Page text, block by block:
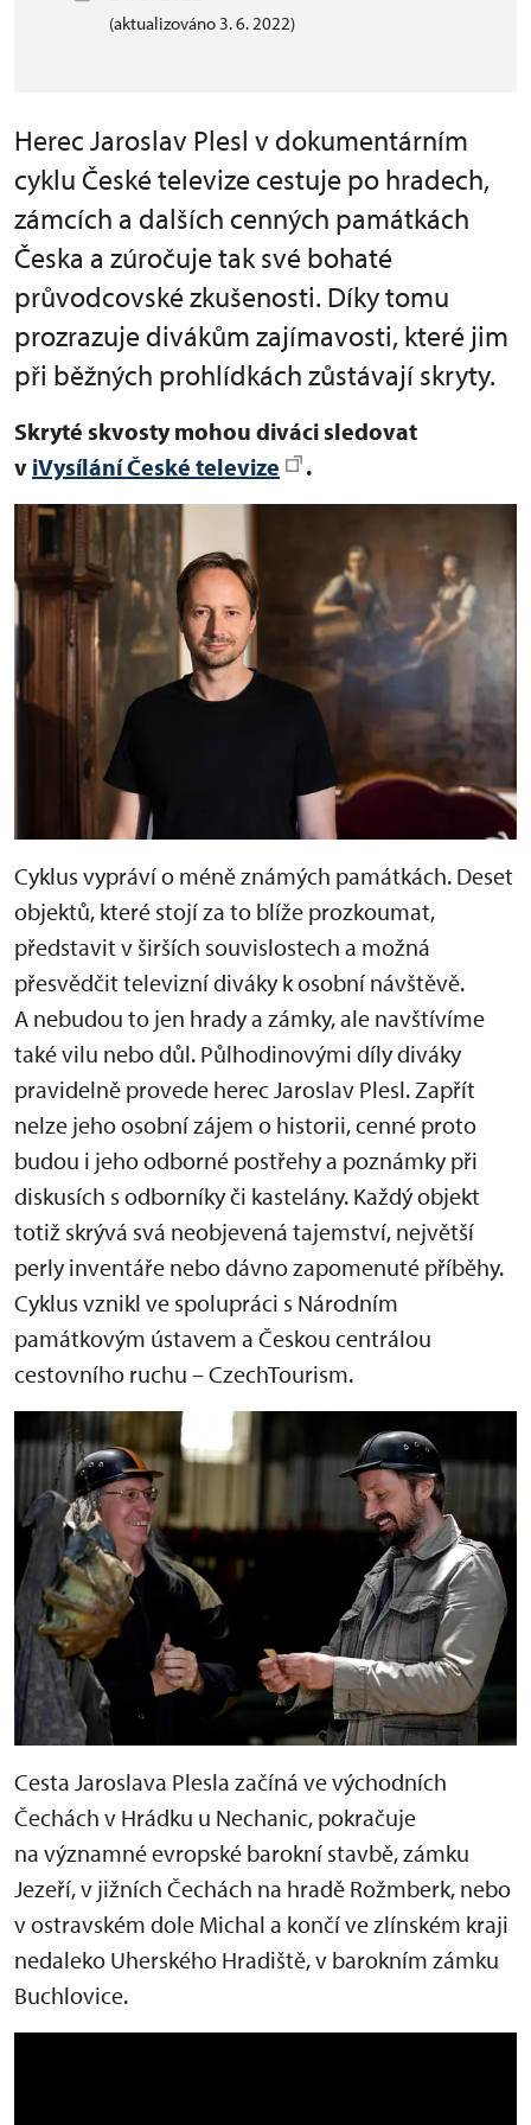
(aktualizováno 3. 6. 2022)
Herec Jaroslav Plesl v dokumentárním
cyklu České televize cestuje po hradech,
zámcích a dalších cenných památkách
Česka a zúročuje tak své bohaté
průvodcovské zkušenosti. Díky tomu
prozrazuje divákům zajímavosti, které jim
při běžných prohlídkách zůstávají skryty.
Skryté skvosty mohou diváci sledovat
v iVysílání České televize .
Cyklus vypráví o méně známých památkách. Deset
objektů, které stojí za to blíže prozkoumat,
představit v širších souvislostech a možná
přesvědčit televizní diváky k osobní návštěvě.
A nebudou to jen hrady a zámky, ale navštívíme
také vilu nebo důl. Půlhodinovými díly diváky
pravidelně provede herec Jaroslav Plesl. Zapřít
nelze jeho osobní zájem o historii, cenné proto
budou i jeho odborné postřehy a poznámky při
diskusích s odborníky či kastelány. Každý objekt
totiž skrývá svá neobjevená tajemství, největší
perly inventáře nebo dávno zapomenuté příběhy.
Cyklus vznikl ve spolupráci s Národním
památkovým ústavem a Českou centrálou
cestovního ruchu – CzechTourism.
Cesta Jaroslava Plesla začíná ve východních
Čechách v Hrádku u Nechanic, pokračuje
na významné evropské barokní stavbě, zámku
Jezeří, v jižních Čechách na hradě Rožmberk, nebo
v ostravském dole Michal a končí ve zlínském kraji
nedaleko Uherského Hradiště, v barokním zámku
Buchlovice.